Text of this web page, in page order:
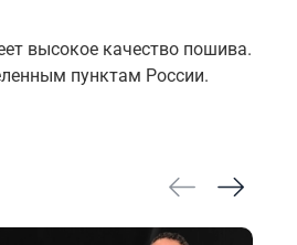
высокое качество пошива.
пунктам России.